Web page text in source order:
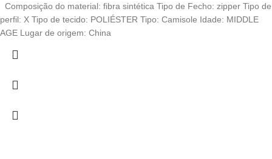
Composição do material: fibra sintética Tipo de Fecho: zipper Tipo de
perfil: X Tipo de tecido: POLIÉSTER Tipo: Camisole Idade: MIDDLE
AGE Lugar de origem: China